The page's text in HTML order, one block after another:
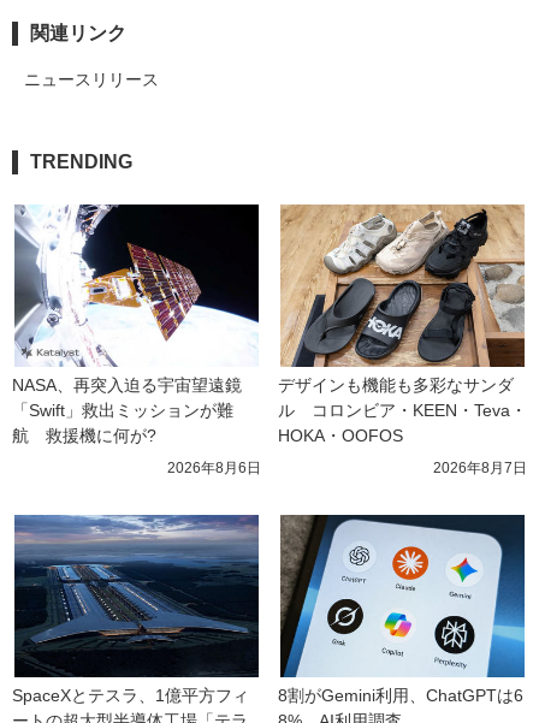
関連リンク
ニュースリリース
TRENDING
NASA、再突入迫る宇宙望遠鏡
「Swift」救出ミッションが難
航　救援機に何が?
2026年8月6日
デザインも機能も多彩なサンダ
ル　コロンビア・KEEN・Teva・
HOKA・OOFOS
2026年8月7日
SpaceXとテスラ、1億平方フィ
8割がGemini利用、ChatGPTは6